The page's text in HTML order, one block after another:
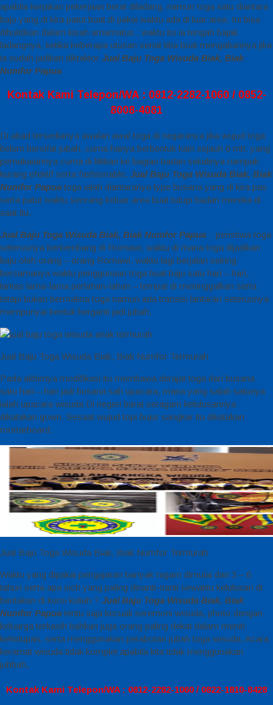
apabila kerjakan pekerjaan berat diladang, namun toga satu diantara
baju yang di kira patut buat di pakai waktu ada di luar area. Ini bisa
dibuktikan dalam kisah arnarnatus ; waktu itu ia tengah bajak
ladangnya, ketika beberapa utusan senat tiba buat mengabarinya jika
ia sudah jadikan diktaktor Jual Baju Toga Wisuda Biak, Biak
Numfor Papua
Kontak Kami Telepon/WA : 0812-2282-1060 / 0852-
8008-4081
Di abad tersedianya awalan awal toga di negaranya jika wujud toga
belum bersifat jubah, cuma hanya berbentuk kain sejauh 6 mtr. yang
pemakaiannya cuma di lilitkan ke bagian badan sekalinya nampak
kurang efektif serta fashionable, Jual Baju Toga Wisuda Biak, Biak
Numfor Papua toga ialah diantaranya type busana yang di kira pas
serta patut waktu seorang keluar area buat tutupi badan mereka di
saat itu.
Jual Baju Toga Wisuda Biak, Biak Numfor Papua :: peristiwa toga
seterusnya berkembang di Romawi, waktu di mana toga dijadikan
baju oleh orang – orang Romawi, waktu lagi berjalan seiring
bersamanya waktu penggunaan toga buat baju satu hari – hari,
lantas lama-lama perlahan-lahan – tempat di meninggalkan serta
tetapi bukan bermakna toga namun ada transisi lantaran seterusnya
mempunyai bentuk berganti jadi jubah.
Jual Baju Toga Wisuda Biak, Biak Numfor Termurah
Pada akhirnya modifikasi itu membawa derajat toga dari busana
satu hari – hari jadi busana sah upacara, mana yang salah satunya
ialah upacara wisuda Di negeri barat seragam kelulusannya
dikatakan gown. Sesaat wujud topi bujur sangkar itu dikatakan
mortarboard.
Jual Baju Toga Wisuda Biak, Biak Numfor Termurah
Waktu yang dipakai pengajaran banyak ragam dimulai dari 3 – 6
tahun serta apa sich yang paling dinanti-nanti sewaktu kelulusan di
beritakan di kursi kuliah ? Jual Baju Toga Wisuda Biak, Biak
Numfor Papua tentu saja kecuali seremoni wisuda, photo dengan
keluarga terkasih bahkan juga orang paling dekat dalam meniti
kehidupan, serta menggunakan perabotan jubah toga wisuda, Acara
keramat wisuda tidak komplet apabila kita tidak menggunakan
jubbah,
Kontak Kami Telepon/WA : 0812-2282-1060 / 0822-1810-8428